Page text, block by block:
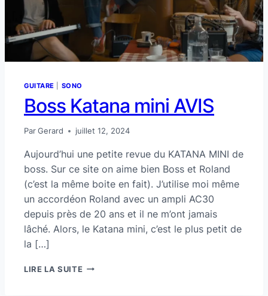
GUITARE SONO
Boss Katana mini AVIS
Par Gerard juillet 12, 2024
Aujourd’hui une petite revue du KATANA MINI de
boss. Sur ce site on aime bien Boss et Roland
(c’est la même boite en fait). J’utilise moi même
un accordéon Roland avec un ampli AC30
depuis près de 20 ans et il ne m’ont jamais
lâché. Alors, le Katana mini, c’est le plus petit de
la […]
LIRE LA SUITEBOSS